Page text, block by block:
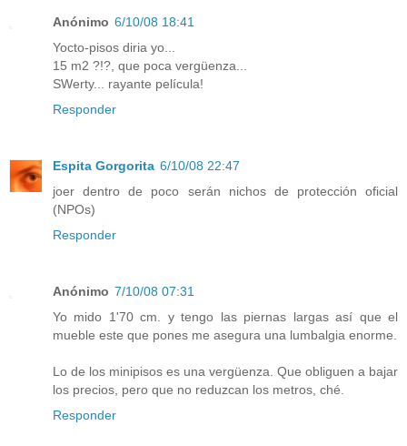
Anónimo 6/10/08 18:41
Yocto-pisos diria yo...
15 m2 ?!?, que poca vergüenza...
SWerty... rayante película!
Responder
Espita Gorgorita 6/10/08 22:47
joer dentro de poco serán nichos de protección oficial
(NPOs)
Responder
Anónimo 7/10/08 07:31
Yo mido 1'70 cm. y tengo las piernas largas así que el
mueble este que pones me asegura una lumbalgia enorme.
Lo de los minipisos es una vergüenza. Que obliguen a bajar
los precios, pero que no reduzcan los metros, ché.
Responder